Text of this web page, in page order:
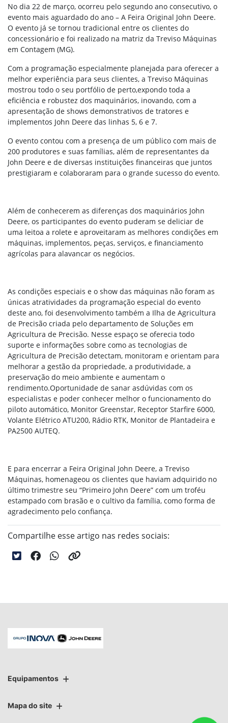
No dia 22 de março, ocorreu pelo segundo ano consecutivo, o
evento mais aguardado do ano – A Feira Original John Deere.
O evento já se tornou tradicional entre os clientes do
concessionário e foi realizado na matriz da Treviso Máquinas
em Contagem (MG).
Com a programação especialmente planejada para oferecer a
melhor experiência para seus clientes, a Treviso Máquinas
mostrou todo o seu portfólio de perto,expondo toda a
eficiência e robustez dos maquinários, inovando, com a
apresentação de shows demonstrativos de tratores e
implementos John Deere das linhas 5, 6 e 7.
O evento contou com a presença de um público com mais de
200 produtores e suas famílias, além de representantes da
John Deere e de diversas instituições financeiras que juntos
prestigiaram e colaboraram para o grande sucesso do evento.
Além de conhecerem as diferenças dos maquinários John
Deere, os participantes do evento puderam se deliciar de
uma leitoa a rolete e aproveitaram as melhores condições em
máquinas, implementos, peças, serviços, e financiamento
agrícolas para alavancar os negócios.
As condições especiais e o show das máquinas não foram as
únicas atratividades da programação especial do evento
deste ano, foi desenvolvimento também a Ilha de Agricultura
de Precisão criada pelo departamento de Soluções em
Agricultura de Precisão. Nesse espaço se oferecia todo
suporte e informações sobre como as tecnologias de
Agricultura de Precisão detectam, monitoram e orientam para
melhorar a gestão da propriedade, a produtividade, a
preservação do meio ambiente e aumentam o
rendimento.Oportunidade de sanar asdúvidas com os
especialistas e poder conhecer melhor o funcionamento do
piloto automático, Monitor Greenstar, Receptor Starfire 6000,
Volante Elétrico ATU200, Rádio RTK, Monitor de Plantadeira e
PA2500 AUTEQ.
E para encerrar a Feira Original John Deere, a Treviso
Máquinas, homenageou os clientes que haviam adquirido no
último trimestre seu “Primeiro John Deere” com um troféu
estampado com brasão e o cultivo da família, como forma de
agradecimento pelo confiança.
Compartilhe esse artigo nas redes sociais:
Equipamentos
Mapa do site